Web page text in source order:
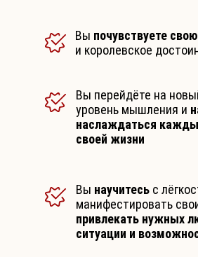
Вы почувствуете
и королевское
Вы перейдёте на
уровень мышления и
наслаждаться
своей жизни
Вы научитесь с
манифестировать
привлекать нужных
ситуации и